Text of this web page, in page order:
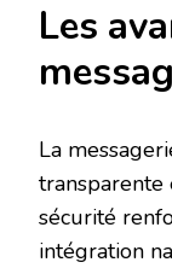
Les
La
transparente
sécurité
intégration